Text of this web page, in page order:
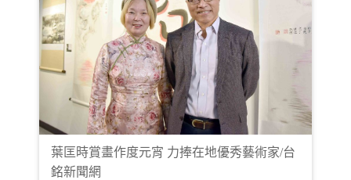
葉匡時賞畫作度元宵 力捧在地優秀藝術家/台
銘新聞網